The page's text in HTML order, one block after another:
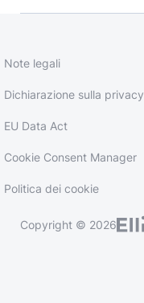
Note legali
Dichiarazione sulla privacy
EU Data Act
Cookie Consent Manager
Politica dei cookie
Copyright © 2026